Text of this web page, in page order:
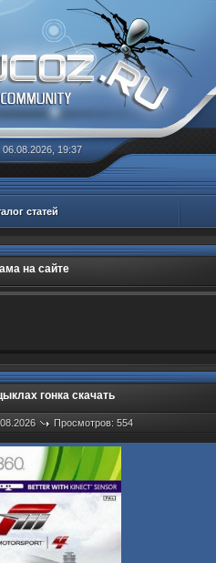
06.08.2026, 19:37
статей
на сайте
гонка скачать
Просмотров: 554